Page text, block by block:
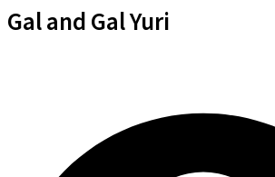
Gal and Gal Yuri